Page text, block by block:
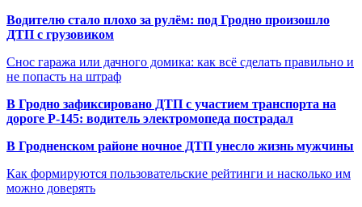
Водителю стало плохо за рулём: под Гродно произошло
ДТП с грузовиком
Снос гаража или дачного домика: как всё сделать правильно и
не попасть на штраф
В Гродно зафиксировано ДТП с участием транспорта на
дороге Р-145: водитель электромопеда пострадал
В Гродненском районе ночное ДТП унесло жизнь мужчины
Как формируются пользовательские рейтинги и насколько им
можно доверять